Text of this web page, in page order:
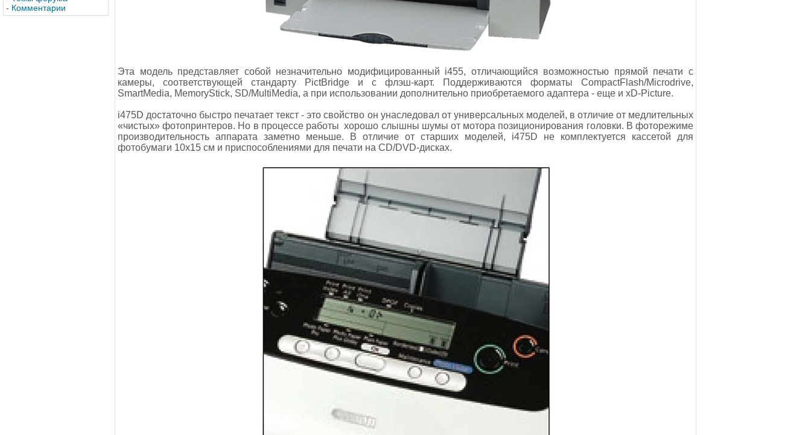
- Комментарии
Эта модель представляет собой незначительно модифицированный i455, отличающийся возможностью прямой печати с
камеры, соответствующей стандарту PictBridge и с флэш-карт. Поддерживаются форматы CompactFlash/Microdrive,
SmartMedia, MemoryStick, SD/MultiMedia, а при использовании дополнительно приобретаемого адаптера - еще и xD-Picture.
i475D достаточно быстро печатает текст - это свойство он унаследовал от универсальных моделей, в отличие от медлительных
«чистых» фотопринтеров. Но в процессе работы хорошо слышны шумы от мотора позиционирования головки. В фоторежиме
производительность аппарата заметно меньше. В отличие от старших моделей, i475D не комплектуется кассетой для
фотобумаги 10x15 см и приспособлениями для печати на CD/DVD-дисках.